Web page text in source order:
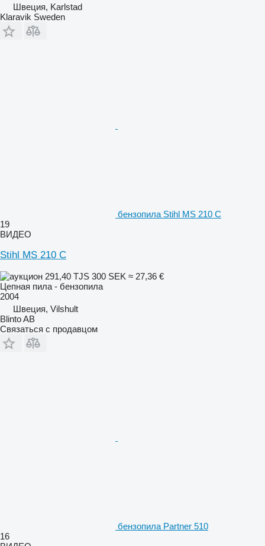
Швеция, Karlstad
Klaravik Sweden
бензопила Stihl MS 210 C
19
ВИДЕО
Stihl MS 210 C
291,40 TJS 300 SEK ≈ 27,36 €
Цепная пила - бензопила
2004
Швеция, Vilshult
Blinto AB
Связаться с продавцом
бензопила Partner 510
16